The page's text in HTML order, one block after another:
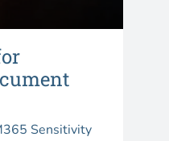
Sensitivity